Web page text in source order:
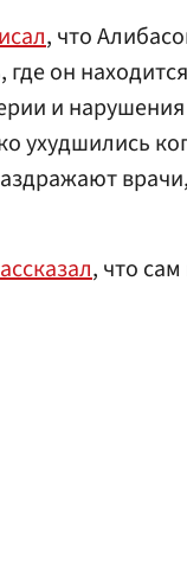
, что
он
и
ухудшились
, что